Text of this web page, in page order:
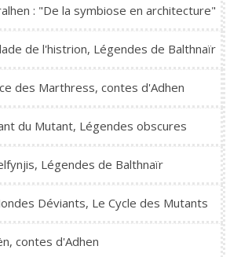
: "De la symbiose en architecture"
de l'histrion, Légendes de Balthnaïr
des Marthress, contes d'Adhen
du Mutant, Légendes obscures
Légendes de Balthnaïr
Déviants, Le Cycle des Mutants
contes d'Adhen